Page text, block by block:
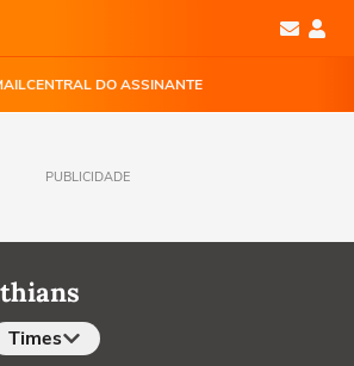
CENTRAL DO ASSINANTE
PUBLICIDADE
Times